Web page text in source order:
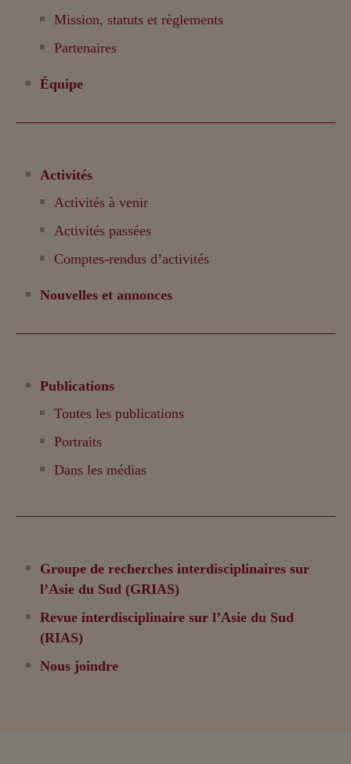
Mission, statuts et règlements
Partenaires
Équipe
Activités
Activités à venir
Activités passées
Comptes-rendus d’activités
Nouvelles et annonces
Publications
Toutes les publications
Portraits
Dans les médias
Groupe de recherches interdisciplinaires sur
l’Asie du Sud (GRIAS)
Revue interdisciplinaire sur l’Asie du Sud
(RIAS)
Nous joindre